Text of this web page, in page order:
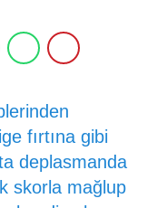
fırtına gibi
deplasmanda
skorla mağlup